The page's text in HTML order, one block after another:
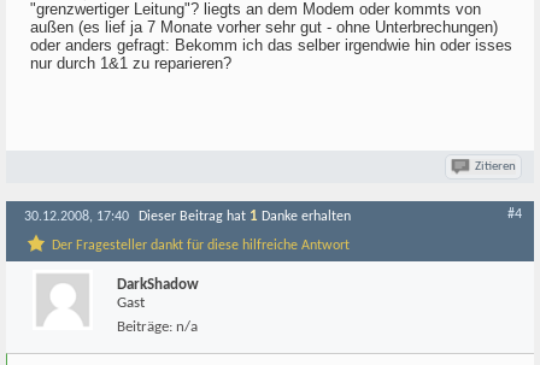
"grenzwertiger Leitung"? liegts an dem Modem oder kommts von
außen (es lief ja 7 Monate vorher sehr gut - ohne Unterbrechungen)
oder anders gefragt: Bekomm ich das selber irgendwie hin oder isses
nur durch 1&1 zu reparieren?
Zitieren
30.12.2008, 17:40 Dieser Beitrag hat 1 Danke erhalten
Der Fragesteller dankt für diese hilfreiche Antwort
#4
DarkShadow
Gast
Beiträge: n/a